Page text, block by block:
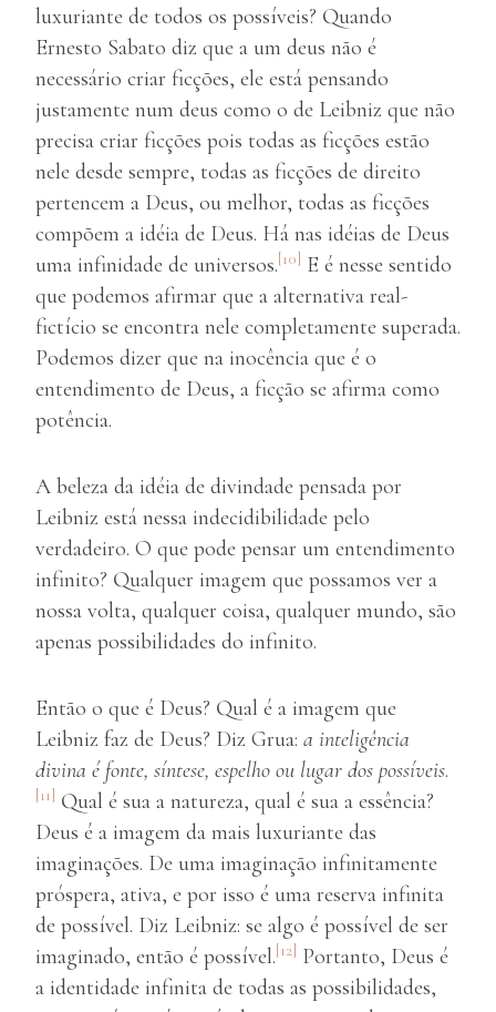
luxuriante de todos os possíveis? Quando
Ernesto Sabato diz que a um deus não é
necessário criar ficções, ele está pensando
justamente num deus como o de Leibniz que não
precisa criar ficções pois todas as ficções estão
nele desde sempre, todas as ficções de direito
pertencem a Deus, ou melhor, todas as ficções
compõem a idéia de Deus. Há nas idéias de Deus
uma infinidade de universos.[10] E é nesse sentido
que podemos afirmar que a alternativa real-
fictício se encontra nele completamente superada.
Podemos dizer que na inocência que é o
entendimento de Deus, a ficção se afirma como
potência.
A beleza da idéia de divindade pensada por
Leibniz está nessa indecidibilidade pelo
verdadeiro. O que pode pensar um entendimento
infinito? Qualquer imagem que possamos ver a
nossa volta, qualquer coisa, qualquer mundo, são
apenas possibilidades do infinito.
Então o que é Deus? Qual é a imagem que
Leibniz faz de Deus? Diz Grua: a inteligência
divina é fonte, síntese, espelho ou lugar dos possíveis.
[11] Qual é sua a natureza, qual é sua a essência?
Deus é a imagem da mais luxuriante das
imaginações. De uma imaginação infinitamente
próspera, ativa, e por isso é uma reserva infinita
de possível. Diz Leibniz: se algo é possível de ser
imaginado, então é possível.[12] Portanto, Deus é
a identidade infinita de todas as possibilidades,